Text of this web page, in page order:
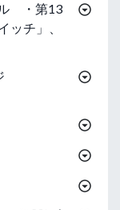
ル ・第13
ッチ」、